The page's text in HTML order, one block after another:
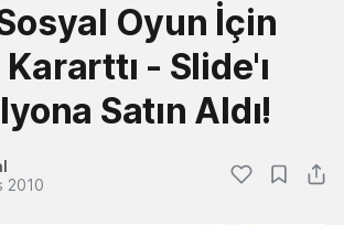
Oyun İçin
- Slide'ı
Satın Aldı!
2010